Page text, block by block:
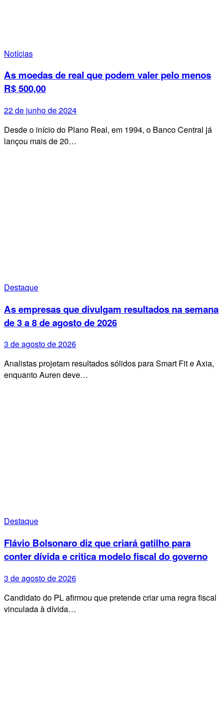
Notícias
As moedas de real que podem valer pelo menos
R$ 500,00
22 de junho de 2024
Desde o início do Plano Real, em 1994, o Banco Central já
lançou mais de 20…
Destaque
As empresas que divulgam resultados na semana
de 3 a 8 de agosto de 2026
3 de agosto de 2026
Analistas projetam resultados sólidos para Smart Fit e Axia,
enquanto Auren deve…
Destaque
Flávio Bolsonaro diz que criará gatilho para
conter dívida e critica modelo fiscal do governo
3 de agosto de 2026
Candidato do PL afirmou que pretende criar uma regra fiscal
vinculada à dívida…